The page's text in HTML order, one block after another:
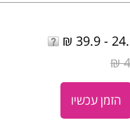
הזמן עכשיו